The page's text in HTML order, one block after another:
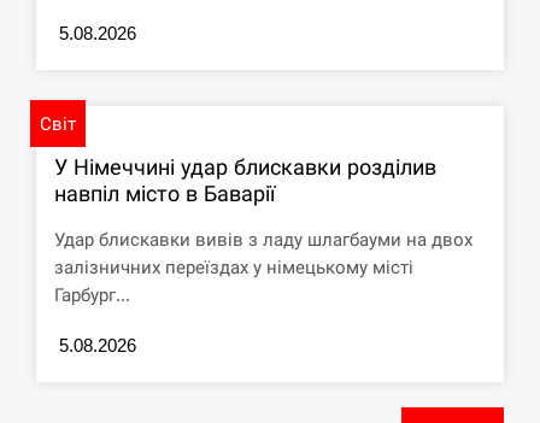
5.08.2026
Світ
У Німеччині удар блискавки розділив
навпіл місто в Баварії
Удар блискавки вивів з ладу шлагбауми на двох
залізничних переїздах у німецькому місті
Гарбург...
5.08.2026